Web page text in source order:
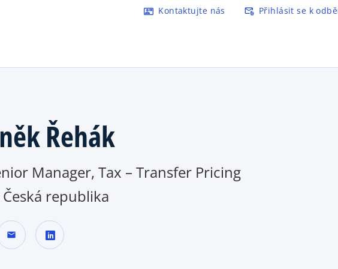
Přejít na hlavní obsah
contact_mail Kontaktujte nás attach_email Přihlásit se k
o
Řehák
Manager, Tax – Transfer Pricing
Česká republika
mail